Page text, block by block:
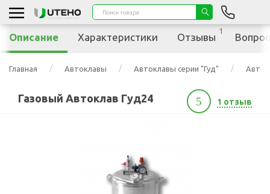
Главная Автоклавы Автоклавы серии "Гуд"
Газовый Автоклав Гуд24 5 1 отзыв
Описание Характеристики Отзывы
1